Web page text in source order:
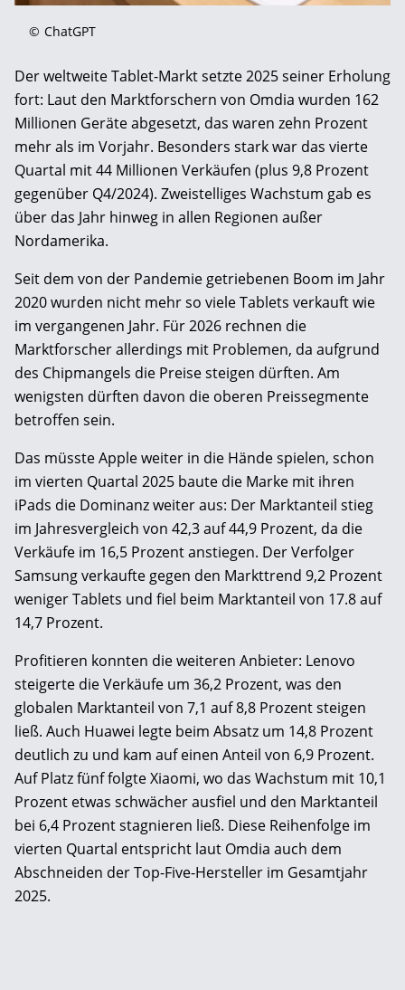
© ChatGPT
Der weltweite Tablet-Markt setzte 2025 seiner Erholung
fort: Laut den Marktforschern von Omdia wurden 162
Millionen Geräte abgesetzt, das waren zehn Prozent
mehr als im Vorjahr. Besonders stark war das vierte
Quartal mit 44 Millionen Verkäufen (plus 9,8 Prozent
gegenüber Q4/2024). Zweistelliges Wachstum gab es
über das Jahr hinweg in allen Regionen außer
Nordamerika.
Seit dem von der Pandemie getriebenen Boom im Jahr
2020 wurden nicht mehr so viele Tablets verkauft wie
im vergangenen Jahr. Für 2026 rechnen die
Marktforscher allerdings mit Problemen, da aufgrund
des Chipmangels die Preise steigen dürften. Am
wenigsten dürften davon die oberen Preissegmente
betroffen sein.
Das müsste Apple weiter in die Hände spielen, schon
im vierten Quartal 2025 baute die Marke mit ihren
iPads die Dominanz weiter aus: Der Marktanteil stieg
im Jahresvergleich von 42,3 auf 44,9 Prozent, da die
Verkäufe im 16,5 Prozent anstiegen. Der Verfolger
Samsung verkaufte gegen den Markttrend 9,2 Prozent
weniger Tablets und fiel beim Marktanteil von 17.8 auf
14,7 Prozent.
Profitieren konnten die weiteren Anbieter: Lenovo
steigerte die Verkäufe um 36,2 Prozent, was den
globalen Marktanteil von 7,1 auf 8,8 Prozent steigen
ließ. Auch Huawei legte beim Absatz um 14,8 Prozent
deutlich zu und kam auf einen Anteil von 6,9 Prozent.
Auf Platz fünf folgte Xiaomi, wo das Wachstum mit 10,1
Prozent etwas schwächer ausfiel und den Marktanteil
bei 6,4 Prozent stagnieren ließ. Diese Reihenfolge im
vierten Quartal entspricht laut Omdia auch dem
Abschneiden der Top-Five-Hersteller im Gesamtjahr
2025.